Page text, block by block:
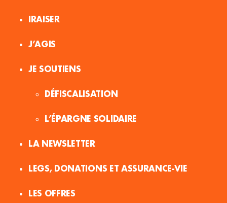
IRAISER
J’AGIS
JE SOUTIENS
DÉFISCALISATION
L’ÉPARGNE SOLIDAIRE
LA NEWSLETTER
LEGS, DONATIONS ET ASSURANCE-VIE
LES OFFRES